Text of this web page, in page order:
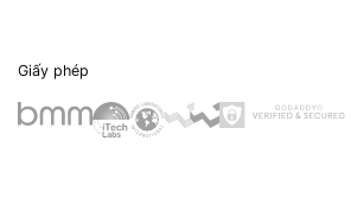
Giấy phép